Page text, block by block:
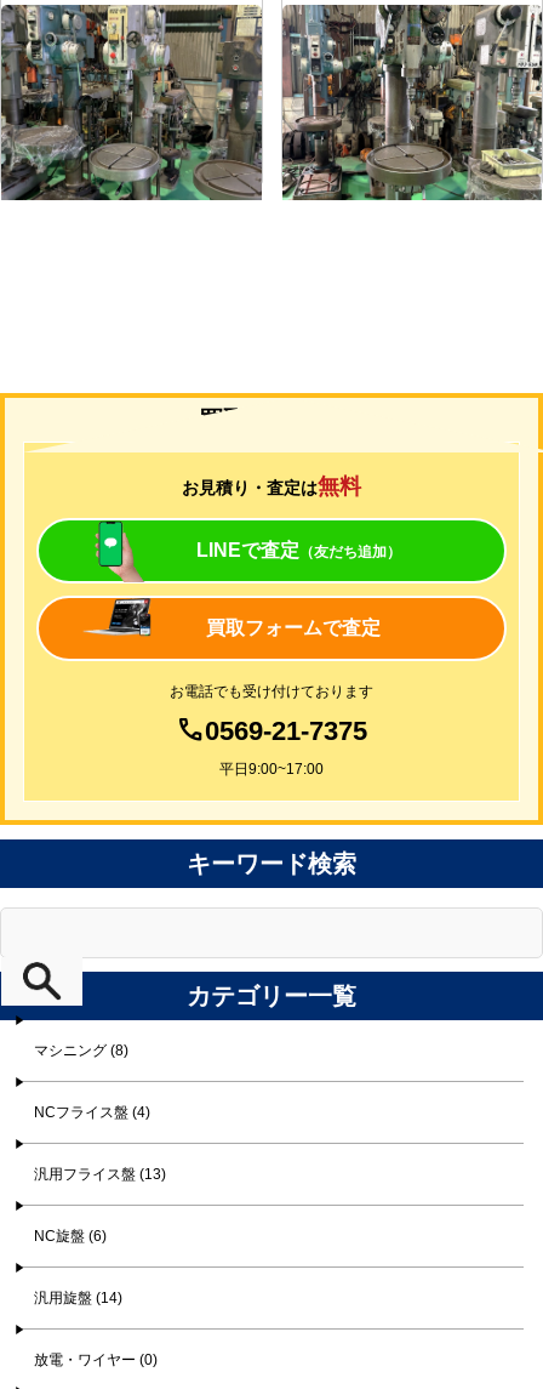
直立ボール盤
メーカー 吉田
形 式YD2-55
年 式-
直立ボール盤
メーカー 吉田
形 式YUD-600
年 式-
買取について
お見積り・査定は無料
LINEで査定 （友だち追加）
買取フォームで査定
お電話でも受け付けております
0569-21-7375
平日9:00~17:00
キーワード検索
カテゴリー一覧
マシニング (8)
NCフライス盤 (4)
汎用フライス盤 (13)
NC旋盤 (6)
汎用旋盤 (14)
放電・ワイヤー (0)